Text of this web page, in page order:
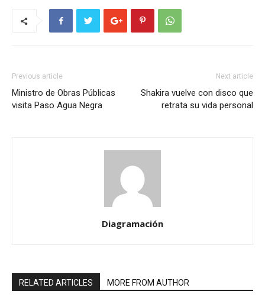
Previous article
Ministro de Obras Públicas
visita Paso Agua Negra
Next article
Shakira vuelve con disco que
retrata su vida personal
Diagramación
RELATED ARTICLES MORE FROM AUTHOR